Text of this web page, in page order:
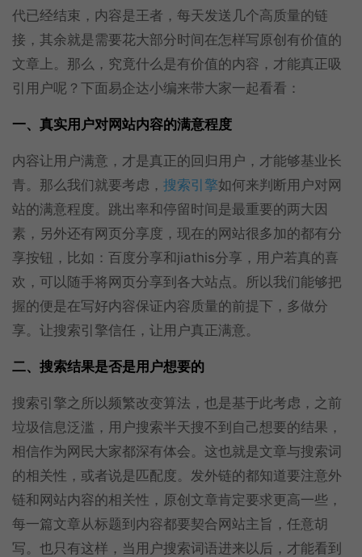
代已经结束，内容是王者，每天发送几个高质量的链
接，其余就是需要花大部分时间在怎样写原创有价值的
文章上。那么，究竟什么是有价值的内容，才能真正吸
引用户呢？下面易企达小编来带大家一起看看：
一、真实用户对网站内容的满意程度
内容让用户满意，才是真正的回归用户，才能够基业长
青。那么我们就要考虑， 搜索引擎如何来判断用户对网
站的满意程度。跳出率和停留时间是最重要的两大因
素，另外还有网页分享度，现在的网站很多加的都有分
享按钮，比如：百度分享和jiathis分享，用户若真的喜
欢，可以随手将网页分享到各大站点。所以我们能够把
握的便是在写好内容保证内容质量的前提下，多做分
享。让搜索引擎信任，让用户真正满意。
二、搜索结果是否是用户想要的
搜索引擎之所以频繁改变算法，也是基于此考虑，之前
垃圾信息泛滥，用户搜索半天搜不到自己想要的结果，
相信作为网民大家都深有体会。这也就是文章与搜索词
的相关性，或者说是匹配度。发外链的都知道要注意外
链和网站内容的相关性，原创文章肯定要求更高一些，
每一篇文章从标题到内容都要契合网站主旨，任意胡
写。也只有这样，当用户搜索词语进来以后，才能看到